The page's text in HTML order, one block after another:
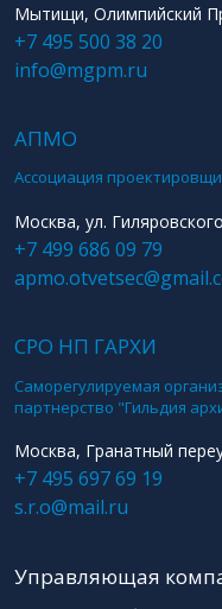
Мытищи, Олимпийский
+7 495 500 38 20
info@mgpm.ru
АПМО
Ассоциация
Москва, ул.
+7 499 686 09 79
СРО НП ГАРХИ
Саморегулируемая
партнерство "Гильдия
Москва, Гранатный
+7 495 697 69 19
s.r.o@mail.ru
Управляющая